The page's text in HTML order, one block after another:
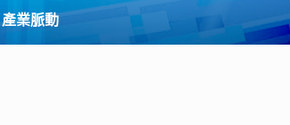
產業脈動